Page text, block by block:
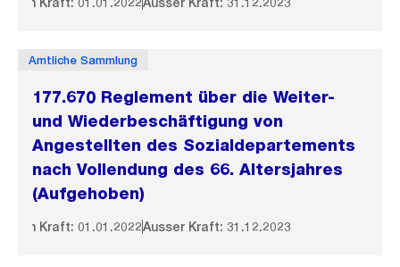
Amtliche Sammlung
177.670 Reglement über die Weiter-
und Wiederbeschäftigung von
Angestellten des Sozialdepartements
nach Vollendung des 66. Altersjahres
(Aufgehoben)
In Kraft: 01.01.2022Ausser Kraft: 31.12.2023